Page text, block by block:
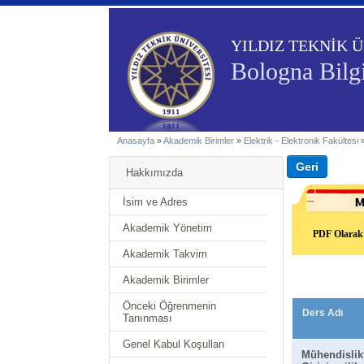
YILDIZ TEKNİK
Bologna
Anasayfa »Akademik Birimler » Elektrik - Elektronik Fakültesi
Hakkımızda
İsim ve Adres
Akademik Yönetim
Akademik Takvim
Akademik Birimler
Önceki Öğrenmenin
Tanınması
Genel Kabul Koşulları
PDF
Ders Adı